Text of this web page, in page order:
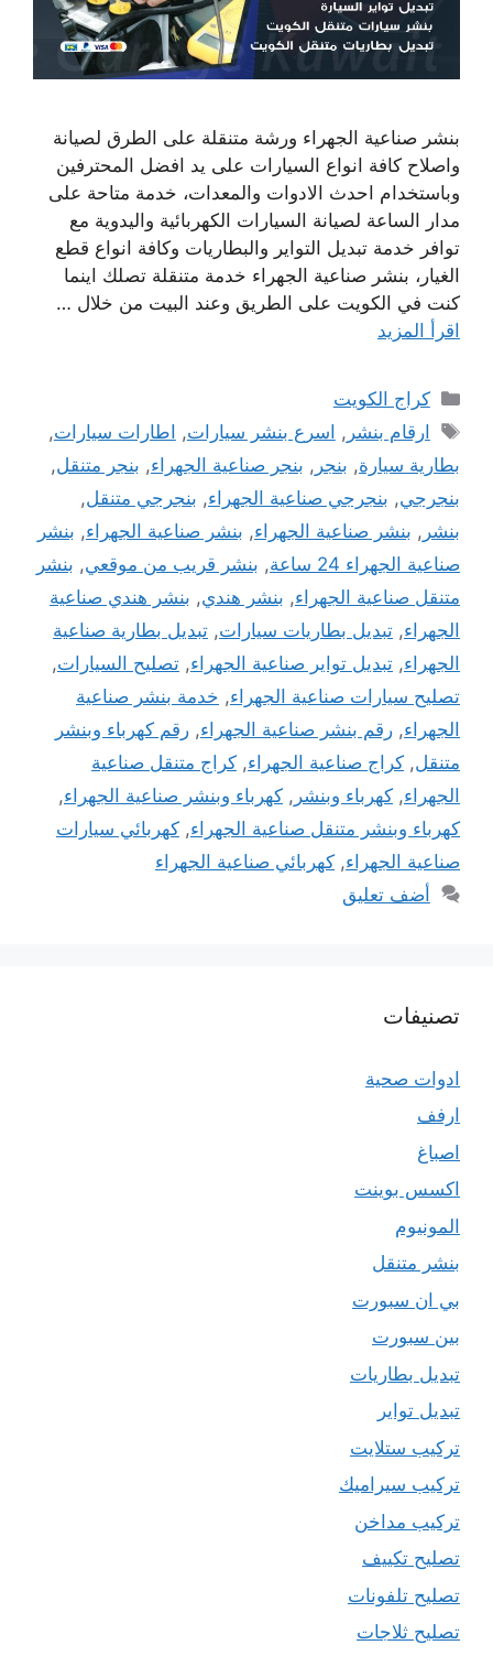
بنشر صناعية الجهراء ورشة متنقلة على الطرق لصيانة
واصلاح كافة انواع السيارات على يد افضل المحترفين
وباستخدام احدث الادوات والمعدات، خدمة متاحة على
مدار الساعة لصيانة السيارات الكهربائية واليدوية مع
توافر خدمة تبديل التواير والبطاريات وكافة انواع قطع
الغيار، بنشر صناعية الجهراء خدمة متنقلة تصلك اينما
كنت في الكويت على الطريق وعند البيت من خلال …
اقرأ المزيد
التصنيفات
كراج الكويت
الوسوم
ارقام بنشر , اسرع بنشر سيارات, اطارات سيارات,
بطارية سيارة, بنجر , بنجر صناعية الجهراء, بنجر متنقل,
بنجرجي, بنجرجي صناعية الجهراء, بنجرجي متنقل,
بنشر , بنشر صناعية الجهراء, بنشر صناعية الجهراء, بنشر
صناعية الجهراء 24 ساعة
, بنشر قريب من موقعي, بنشر
متنقل صناعية الجهراء, بنشر هندي, بنشر هندي صناعية
الجهراء, تبديل بطاريات سيارات, تبديل بطارية صناعية
الجهراء, تبديل تواير صناعية الجهراء, تصليح السيارات,
تصليح سيارات صناعية الجهراء, خدمة بنشر صناعية
الجهراء, رقم بنشر صناعية الجهراء, رقم كهرباء وبنشر
متنقل, كراج صناعية الجهراء, كراج متنقل صناعية
الجهراء, كهرباء وبنشر , كهرباء وبنشر صناعية الجهراء,
كهرباء وبنشر متنقل صناعية الجهراء, كهربائي سيارات
صناعية الجهراء, كهربائي صناعية الجهراء
أضف تعليق
تصنيفات
ادوات صحية
ارفف
اصباغ
اكسس بوينت
المونيوم
بنشر متنقل
بي ان سبورت
بين سبورت
تبديل بطاريات
تبديل تواير
تركيب ستلايت
تركيب سيراميك
تركيب مداخن
تصليح تكييف
تصليح تلفونات
تصليح ثلاجات